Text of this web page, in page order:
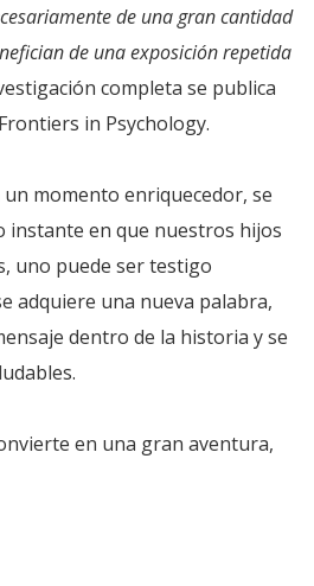
de una gran cantidad
de una exposición repetida
completa se publica
in Psychology.
momento enriquecedor, se
instante en que nuestros hijos
uno puede ser testigo
adquiere una nueva palabra,
dentro de la historia y se
en una gran aventura,